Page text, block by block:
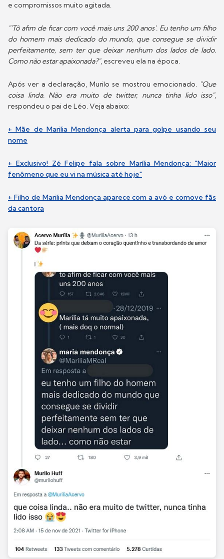
e compromissos muito agitada.
"'Tô afim de ficar com você mais uns 200 anos'. Eu tenho um filho
do homem mais dedicado do mundo, que consegue se dividir
perfeitamente, sem ter que deixar nenhum dos lados de lado.
Como não estar apaixonada?", escreveu ela na época.
Após ver a declaração, Murilo se mostrou emocionado. "Que
coisa linda. Não era muito de twitter, nunca tinha lido isso",
respondeu o pai de Léo. Veja abaixo:
+ Mãe de Marilia Mendonça alerta para golpe usando seu
nome
+ Exclusivo! Zé Felipe fala sobre Marília Mendonça: "Maior
fenômeno que eu vi na música até hoje"
+ Filho de Marilia Mendonça aparece com a avó e comove fãs
da cantora